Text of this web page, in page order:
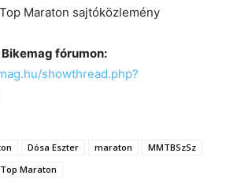
Maraton sajtóközlemény
fórumon:
showthread.php?
Dósa Eszter maraton
MMTBSzSz
Top Maraton